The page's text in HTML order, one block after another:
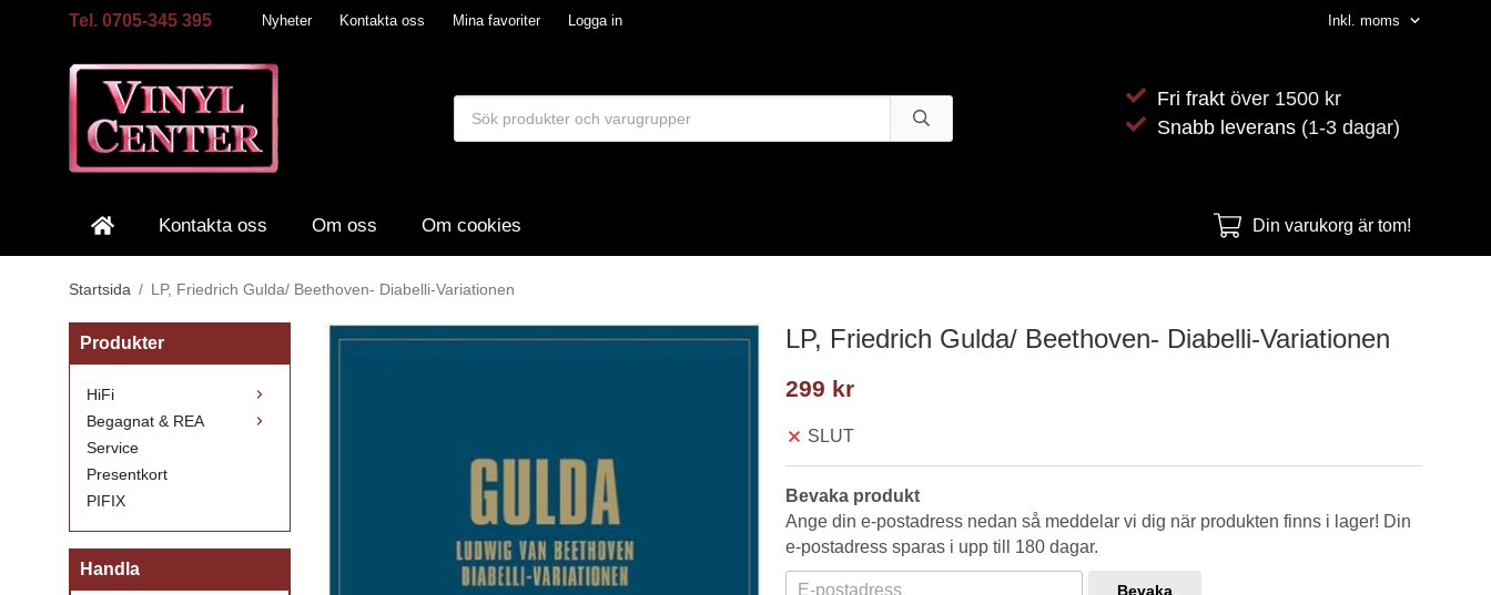
Tel. 0705-345 395 Nyheter Kontakta oss Mina favoriter Logga in
Fri frakt över 1500 kr
Snabb leverans (1-3 dagar)
Kontakta oss Om oss Om cookies Din varukorg är tom!
Startsida / LP, Friedrich Gulda/ Beethoven- Diabelli-Variationen
Produkter
HiFi
Begagnat & REA
Service
Presentkort
PIFIX
Handla
LP, Friedrich Gulda/ Beethoven- Diabelli-Variationen
299 kr
SLUT
Bevaka produkt
Ange din e-postadress nedan så meddelar vi dig när produkten finns i lager! Din
e-postadress sparas i upp till 180 dagar.
Bevaka